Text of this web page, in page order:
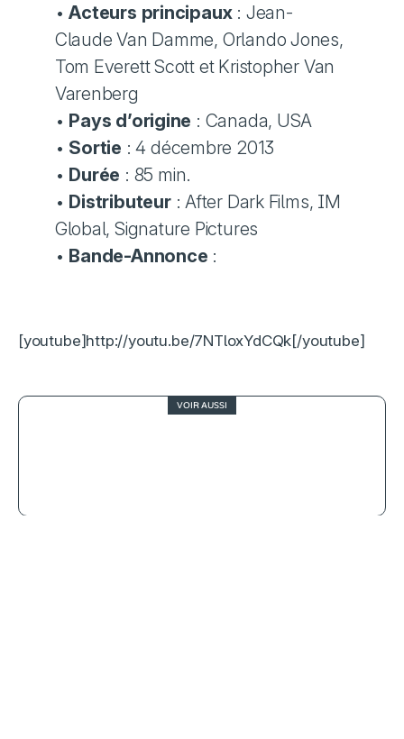
•Acteurs principaux: Jean-
Claude Van Damme, Orlando Jones,
Tom Everett Scott et Kristopher Van
Varenberg
• Pays d’origine : Canada, USA
• Sortie : 4 décembre 2013
• Durée : 85 min.
• Distributeur: After Dark Films, IM
Global, Signature Pictures
• Bande-Annonce :
[youtube]http://youtu.be/7NTloxYdCQk[/youtube]
VOIR AUSSI